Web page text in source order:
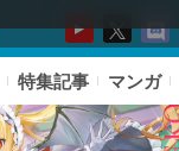
特集記事 マンガ